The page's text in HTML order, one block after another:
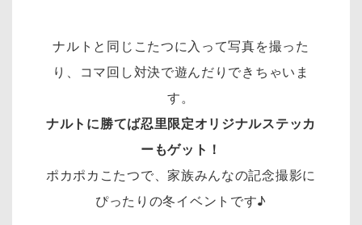
ナルトと同じこたつに入って写真を撮った
り、コマ回し対決で遊んだりできちゃいま
す。
ナルトに勝てば忍里限定オリジナルステッカ
ーもゲット！
ポカポカこたつで、家族みんなの記念撮影に
ぴったりの冬イベントです♪